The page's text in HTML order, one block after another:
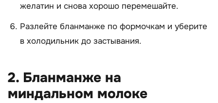
желатин и снова хорошо перемешайте.
Разлейте бланманже по формочкам и уберите
в холодильник до застывания.
2. Бланманже на
миндальном молоке